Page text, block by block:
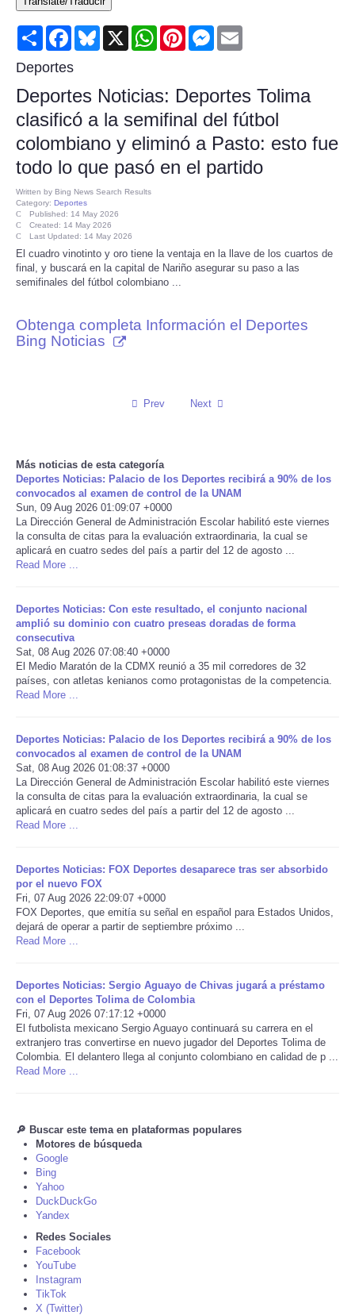
Consumer
Consumer Affairs Recalls
Food & Drug Recalls
Product Safety News
Health
Pets
Press Releases
Social
Sports
Technology
USA
World
NOTICIAS
Portada de Noticias
America Latina
Ciencia
EEUU
Especiales
Internacionales
Negocios
Salud
Tiempo
CATEGORIES
CARTOONS
CONTACT
SEARCH
Share FacebookBluesky
X WhatsAppPinterestMessenger
Deportes
Deportes Noticias: Deportes Tolima
clasificó a la semifinal del fútbol
colombiano y eliminó a Pasto: esto fue
todo lo que pasó en el partido
Written by Bing News Search Results
Category: Deportes
Published: 14 May 2026
Created: 14 May 2026
Last Updated: 14 May 2026
El cuadro vinotinto y oro tiene la ventaja en la llave de los cuartos de
final, y buscará en la capital de Nariño asegurar su paso a las
semifinales del fútbol colombiano ...
Obtenga completa Información el Deportes
Bing Noticias
Prev Next
Más noticias de esta categoría
Deportes Noticias: Palacio de los Deportes recibirá a 90% de los
convocados al examen de control de la UNAM
Sun, 09 Aug 2026 01:09:07 +0000
La Dirección General de Administración Escolar habilitó este viernes
la consulta de citas para la evaluación extraordinaria, la cual se
aplicará en cuatro sedes del país a partir del 12 de agosto ...
Read More ...
Deportes Noticias: Con este resultado, el conjunto nacional
amplió su dominio con cuatro preseas doradas de forma
consecutiva
Sat, 08 Aug 2026 07:08:40 +0000
El Medio Maratón de la CDMX reunió a 35 mil corredores de 32
países, con atletas kenianos como protagonistas de la competencia.
Read More ...
Deportes Noticias: Palacio de los Deportes recibirá a 90% de los
convocados al examen de control de la UNAM
Sat, 08 Aug 2026 01:08:37 +0000
La Dirección General de Administración Escolar habilitó este viernes
la consulta de citas para la evaluación extraordinaria, la cual se
aplicará en cuatro sedes del país a partir del 12 de agosto ...
Read More ...
Deportes Noticias: FOX Deportes desaparece tras ser absorbido
por el nuevo FOX
Fri, 07 Aug 2026 22:09:07 +0000
FOX Deportes, que emitía su señal en español para Estados Unidos,
dejará de operar a partir de septiembre próximo ...
Read More ...
Deportes Noticias: Sergio Aguayo de Chivas jugará a préstamo
con el Deportes Tolima de Colombia
Fri, 07 Aug 2026 07:17:12 +0000
El futbolista mexicano Sergio Aguayo continuará su carrera en el
extranjero tras convertirse en nuevo jugador del Deportes Tolima de
Colombia. El delantero llega al conjunto colombiano en calidad de p ...
Read More ...
🔎 Buscar este tema en plataformas populares
Motores de búsqueda
Google
Bing
Yahoo
DuckDuckGo
Yandex
Redes Sociales
Facebook
YouTube
Instagram
TikTok
X (Twitter)